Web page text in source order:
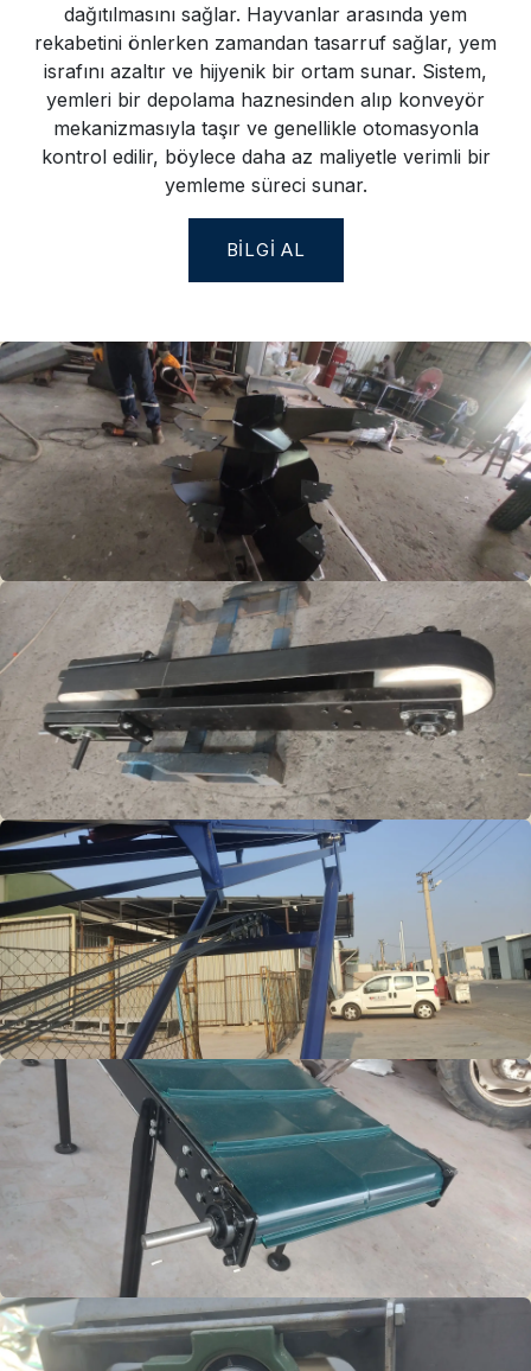
dağıtılmasını sağlar. Hayvanlar arasında yem
rekabetini önlerken zamandan tasarruf sağlar, yem
israfını azaltır ve hijyenik bir ortam sunar. Sistem,
yemleri bir depolama haznesinden alıp konveyör
mekanizmasıyla taşır ve genellikle otomasyonla
kontrol edilir, böylece daha az maliyetle verimli bir
yemleme süreci sunar.
BILGI AL